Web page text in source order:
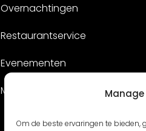
Om de beste ervaringen te bieden,
Overnachtingen
Restaurantservice
Evenementen
Maatwerk